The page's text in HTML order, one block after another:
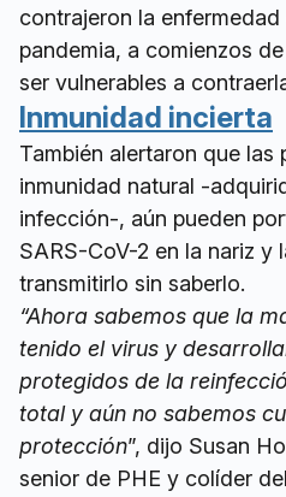
contrajeron la
pandemia, a comienzos
ser vulnerables a
Inmunidad incierta
También alertaron que las
inmunidad natural -
infección-, aún pueden
SARS-CoV-2 en la nariz y
transmitirlo sin saberlo.
“Ahora sabemos que la
tenido el virus y
protegidos de la
total y aún no sabemos
protección”, dijo Susan
senior de PHE y colíder